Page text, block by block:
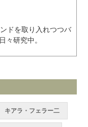
ドを取り入れつつバ
々研究中。
キアラ・フェラー二